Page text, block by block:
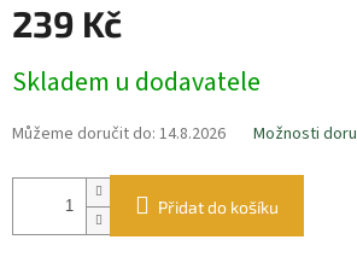
239 Kč
cena:
Skladem u dodavatele
Můžeme doručit do: 14.8.2026 Možnosti
Přidat do košíku